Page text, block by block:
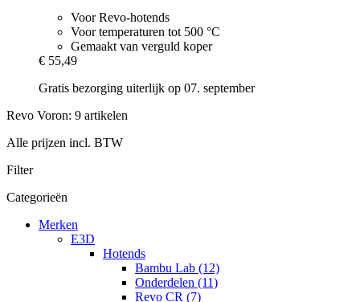
Voor Revo-hotends
Voor temperaturen tot 500 °C
Gemaakt van verguld koper
€ 55,49
Gratis bezorging uiterlijk op 07. september
Revo Voron: 9 artikelen
Alle prijzen incl. BTW
Filter
Categorieën
Merken
E3D
Hotends
Bambu Lab (12)
Onderdelen (11)
Revo CR (7)